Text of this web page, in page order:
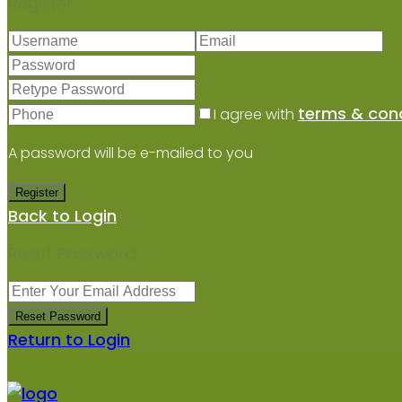
I agree with terms &
A password will be e-mailed to you
Register
Back to Login
Reset Password
Reset Password
Return to Login